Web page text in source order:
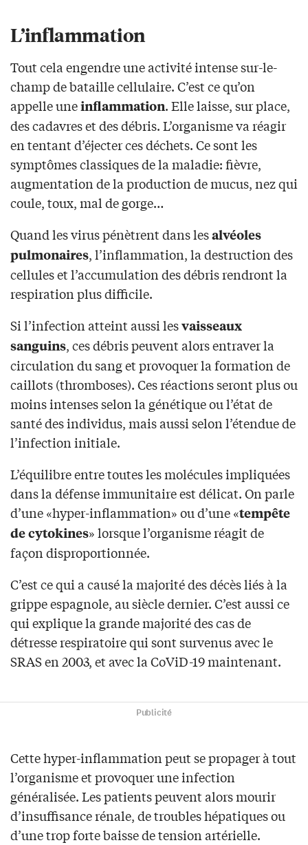
L’inflammation
Tout cela engendre une activité intense sur-le-
champ de bataille cellulaire. C’est ce qu’on
appelle uneinflammation. Elle laisse, sur place,
des cadavres et des débris. L’organisme va réagir
en tentant d’éjecter ces déchets. Ce sont les
symptômes classiques de la maladie: fièvre,
augmentation de la production de mucus, nez qui
coule, toux, mal de gorge…
Quand les virus pénètrent dans lesalvéoles
pulmonaires, l’inflammation, la destruction des
cellules et l’accumulation des débris rendront la
respiration plus difficile.
Si l’infection atteint aussi lesvaisseaux
sanguins, ces débris peuvent alors entraver la
circulation du sang et provoquer la formation de
caillots (thromboses). Ces réactions seront plus ou
moins intenses selon la génétique ou l’état de
santé des individus, mais aussi selon l’étendue de
l’infection initiale.
L’équilibre entre toutes les molécules impliquées
dans la défense immunitaire est délicat. On parle
d’une «hyper-inflammation» ou d’une «tempête
de cytokines» lorsque l’organisme réagit de
façon disproportionnée.
C’est ce qui a causé la majorité des décès liés à la
grippe espagnole, au siècle dernier. C’est aussi ce
qui explique la grande majorité des cas de
détresse respiratoire qui sont survenus avec le
SRAS en 2003, et avec la CoViD-19 maintenant.
Publicité
Cette hyper-inflammation peut se propager à tout
l’organisme et provoquer une infection
généralisée. Les patients peuvent alors mourir
d’insuffisance rénale, de troubles hépatiques ou
d’une trop forte baisse de tension artérielle.